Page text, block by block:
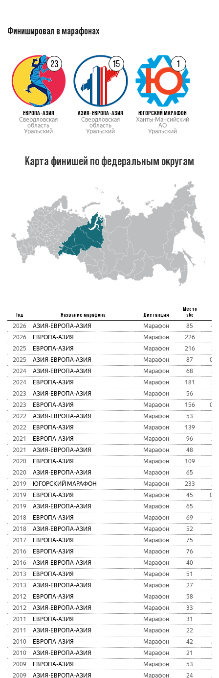
Финишировал в марафонах
23
ЕВРОПА-АЗИЯ
Свердловская
область
Уральский
15
АЗИЯ-ЕВРОПА-АЗИЯ
Свердловская
область
Уральский
1
ЮГОРСКИЙ МАРАФОН
Ханты-Мансийский
АО
Уральский
Карта финишей по федеральным округам
Год Название марафона Дистанция
Место
абс
2026 АЗИЯ-ЕВРОПА-АЗИЯ Марафон 85
2026
ЕВРОПА-АЗИЯ Марафон 226
2025
ЕВРОПА-АЗИЯ Марафон 216
2025
АЗИЯ-ЕВРОПА-АЗИЯ Марафон 87
2024
АЗИЯ-ЕВРОПА-АЗИЯ Марафон 68
2024
ЕВРОПА-АЗИЯ Марафон 181
2023
АЗИЯ-ЕВРОПА-АЗИЯ Марафон 56
2023
ЕВРОПА-АЗИЯ Марафон 156
2022
АЗИЯ-ЕВРОПА-АЗИЯ Марафон 53
2022
ЕВРОПА-АЗИЯ Марафон 139
2021
ЕВРОПА-АЗИЯ Марафон 96
2021
АЗИЯ-ЕВРОПА-АЗИЯ Марафон 48
2020
ЕВРОПА-АЗИЯ Марафон 109
2020
АЗИЯ-ЕВРОПА-АЗИЯ Марафон 65
2019
ЮГОРСКИЙ МАРАФОН Марафон 233
2019
ЕВРОПА-АЗИЯ Марафон 45
2019
АЗИЯ-ЕВРОПА-АЗИЯ Марафон 65
2018
ЕВРОПА-АЗИЯ Марафон 69
2018
АЗИЯ-ЕВРОПА-АЗИЯ Марафон 52
2017
ЕВРОПА-АЗИЯ Марафон 75
2016
ЕВРОПА-АЗИЯ Марафон 76
2016
АЗИЯ-ЕВРОПА-АЗИЯ Марафон 40
2013
ЕВРОПА-АЗИЯ Марафон 51
2013
АЗИЯ-ЕВРОПА-АЗИЯ Марафон 27
2012
ЕВРОПА-АЗИЯ Марафон 58
2012
АЗИЯ-ЕВРОПА-АЗИЯ Марафон 33
2011
ЕВРОПА-АЗИЯ Марафон 31
2011
АЗИЯ-ЕВРОПА-АЗИЯ Марафон 22
2010
ЕВРОПА-АЗИЯ Марафон 42
2010
АЗИЯ-ЕВРОПА-АЗИЯ Марафон 21
2009
ЕВРОПА-АЗИЯ Марафон 53
2009
АЗИЯ-ЕВРОПА-АЗИЯ Марафон 24